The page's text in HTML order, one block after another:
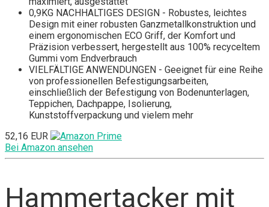
0,9KG NACHHALTIGES DESIGN - Robustes, leichtes
Design mit einer robusten Ganzmetallkonstruktion und
einem ergonomischen ECO Griff, der Komfort und
Präzision verbessert, hergestellt aus 100% recyceltem
Gummi vom Endverbrauch
VIELFÄLTIGE ANWENDUNGEN - Geeignet für eine Reihe
von professionellen Befestigungsarbeiten,
einschließlich der Befestigung von Bodenunterlagen,
Teppichen, Dachpappe, Isolierung,
Kunststoffverpackung und vielem mehr
52,16 EUR
Bei Amazon ansehen
Hammertacker mit